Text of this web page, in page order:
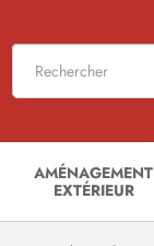
AMÉNAGEMENT
EXTÉRIEUR